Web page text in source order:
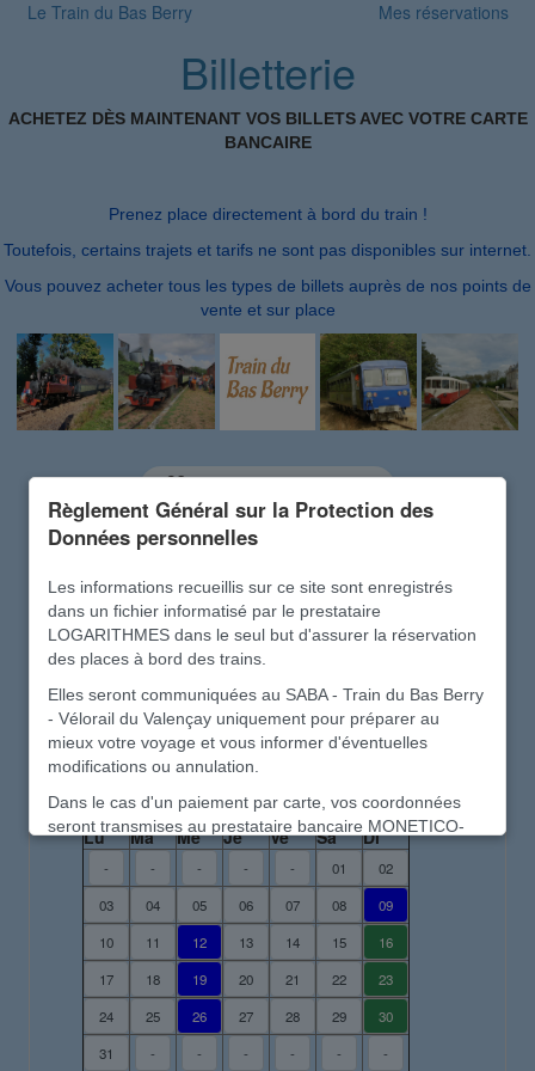
Le Train du Bas Berry Mes réservations
Billetterie
ACHETEZ DÈS MAINTENANT VOS BILLETS AVEC VOTRE CARTE
BANCAIRE
Prenez place directement à bord du train !
Toutefois, certains trajets et tarifs ne sont pas disponibles sur internet.
Vous pouvez acheter tous les types de billets auprès de nos points de
vente et sur place
Recommencer à zéro
Calendrier des circulations
août 2026
Lu
Ma Me Je Ve Sa Di
- - - - - 01
02
03
04 05 06 07 08
09
10
11 12 13 14 15
16
17
18 19 20 21 22
23
24
25 26 27 28 29
30
31
- - - - - -
Règlement Général sur la Protection des
Données personnelles
Les informations recueillis sur ce site sont enregistrés
dans un fichier informatisé par le prestataire
LOGARITHMES dans le seul but d'assurer la réservation
des places à bord des trains.
Elles seront communiquées au SABA - Train du Bas Berry
- Vélorail du Valençay uniquement pour préparer au
mieux votre voyage et vous informer d'éventuelles
modifications ou annulation.
Dans le cas d'un paiement par carte, vos coordonnées
seront transmises au prestataire bancaire MONETICO-
PAIEMENT conformément à la directive sur les paiement -
Vos données personnelles sont précieuses.
Elles seront détruites en fin d'année et ne seront en
aucun cas transmises à d'autres structures, ni utilisé à un
autre usage
Ce site de réservation est sécurisé et ne comporte aucun
traqueur et aucun cookie destiné à des usages